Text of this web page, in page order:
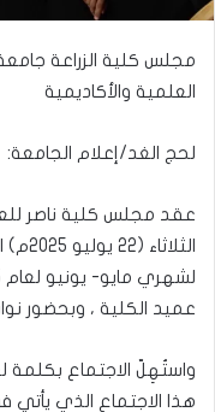
مجلس كلية الزراعة
العلمية والأكاديمية
لحج الغد/إعلام الجامعة:
عقد مجلس كلية ناصر
عميد الكلية ، وبحضور
واستُهِلّ الاجتماع بكلمة
هذا الاجتماع الذي